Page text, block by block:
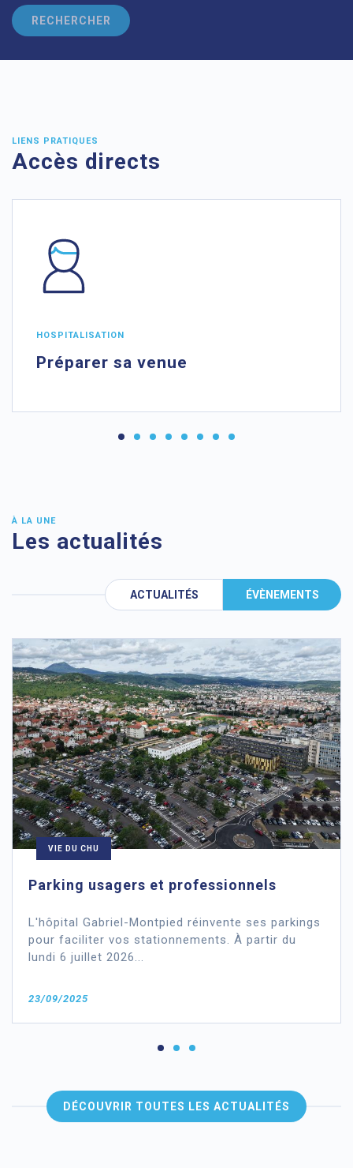
RECHERCHER
LIENS PRATIQUES
Accès directs
HOSPITALISATION
Préparer sa venue
À LA UNE
Les actualités
ACTUALITÉS ÉVÈNEMENTS
VIE DU CHU
Parking usagers et professionnels
L'hôpital Gabriel-Montpied réinvente ses parkings
pour faciliter vos stationnements. À partir du
lundi 6 juillet 2026...
23/09/2025
DÉCOUVRIR TOUTES LES ACTUALITÉS